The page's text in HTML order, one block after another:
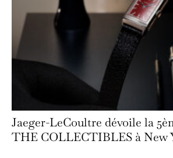
Jaeger-LeCoultre dévoile la
THE COLLECTIBLES à New